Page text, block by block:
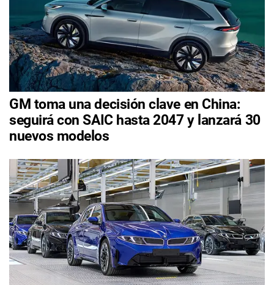
GM toma una decisión clave en China:
seguirá con SAIC hasta 2047 y lanzará 30
nuevos modelos